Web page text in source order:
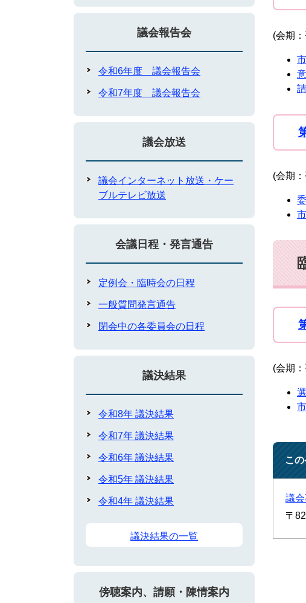
(会期
(会期
(会期
こ
議
〒
議会報告会
令和6年度 議会報告会
令和7年度 議会報告会
議会放送
議会インターネット放送・ケー
ブルテレビ放送
会議日程・発言通告
定例会・臨時会の日程
一般質問発言通告
閉会中の各委員会の日程
議決結果
令和8年 議決結果
令和7年 議決結果
令和6年 議決結果
令和5年 議決結果
令和4年 議決結果
議決結果の一覧
傍聴案内、請願・陳情案内